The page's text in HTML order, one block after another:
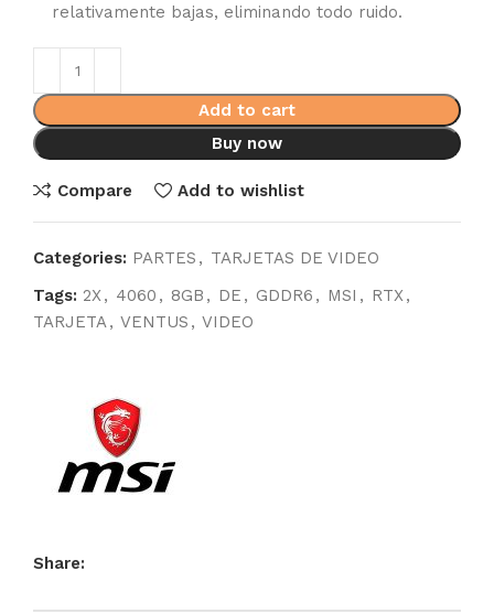
relativamente bajas, eliminando todo ruido.
Add to cart
Buy now
Compare Add to wishlist
Categories: PARTES , TARJETAS DE VIDEO
Tags: 2X, 4060 , 8GB , DE , GDDR6 , MSI , RTX,
TARJETA, VENTUS , VIDEO
Share: